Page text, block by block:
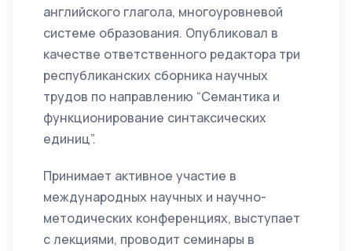
английского глагола, многоуровневой
системе образования. Опубликовал в
качестве ответственного редактора три
республиканских сборника научных
трудов по направлению “Семантика и
функционирование синтаксических
единиц”.
Принимает активное участие в
международных научных и научно-
методических конференциях, выступает
с лекциями, проводит семинары в